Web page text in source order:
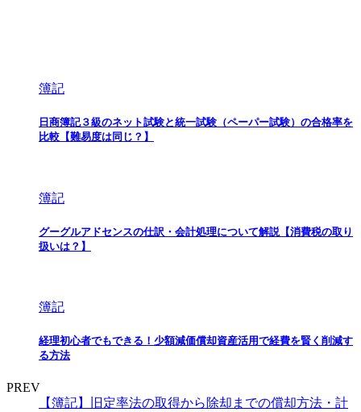
簿記
日商簿記３級のネット試験と統一試験（ペーパー試験）の合格率を
比較【難易度は同じ？】
簿記
グーグルアドセンスの仕訳・会計処理について解説【消費税の取り
扱いは？】
簿記
経理初心者でもできる！少額減価償却資産活用で経費を賢く削減す
る方法
PREV
【簿記】旧定率法の取得から除却までの償却方法・計